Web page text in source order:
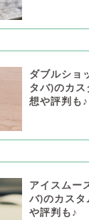
ダブルショ
タバ)のカ
想や評判も♪
アイスムー
バ)のカス
や評判も♪